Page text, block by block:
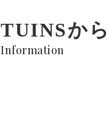
TUINSか
Information